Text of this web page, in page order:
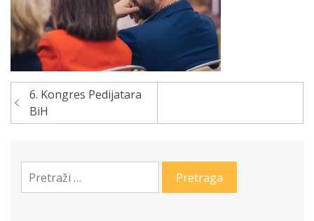
Navigacija
članaka
6. Kongres Pedijatara
BiH
Pretraga: